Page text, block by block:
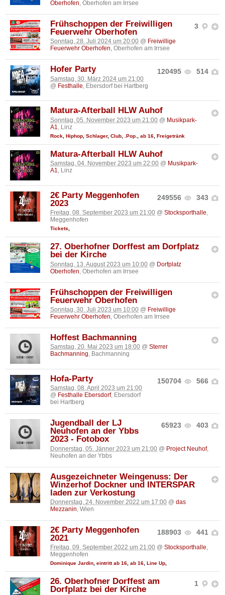
Oberhofen, Oberhofen am Irrsee
3
Frühschoppen der Freiwilligen
Feuerwehr Oberhofen
Sonntag, 28. Juli 2024 um 20:00 @ Freiwillige
Feuerwehr Oberhofen, Oberhofen am Irrsee
120495 514
Hofer Party
Samstag, 30. März 2024 um 21:00
@ Festhalle, Ebersdorf bei Hartberg
Matura-Afterball HLW Auhof
Sonntag, 05. November 2023 um 21:00 @ Musikpark-
A1, Linz
Rock Hiphop Schlager, Club .Pop. ab 16 Freigetränk
Matura-Afterball HLW Auhof
Samstag, 04. November 2023 um 22:00 @ Musikpark-
A1, Linz
249556 343
2€ Party Meggenhofen
2023
Freitag, 08. September 2023 um 21:00 @ Stocksporthalle,
Meggenhofen
Tickets,
27. Oberhofner Dorffest am Dorfplatz
bei der Kirche
Sonntag, 13. August 2023 um 10:00 @ Dorfplatz
Oberhofen , Oberhofen am Irrsee
Frühschoppen der Freiwilligen
Feuerwehr Oberhofen
Sonntag, 30. Juli 2023 um 10:00 @ Freiwillige
Feuerwehr Oberhofen, Oberhofen am Irrsee
Hoffest Bachmanning
Samstag, 20. Mai 2023 um 18:00 @ Sterrer
Bachmanning, Bachmanning
150704 566
Hofa-Party
Samstag, 08. April 2023 um 21:00
@ Festhalle Ebersdorf, Ebersdorf
bei Hartberg
65923 403
Jugendball der LJ
Neuhofen an der Ybbs
2023 - Fotobox
Donnerstag, 05. Jänner 2023 um 21:00 @ Project Neuhof,
Neuhofen an der Ybbs
Ausgezeichneter Weingenuss: Der
Winzerhof Dockner und INTERSPAR
laden zur Verkostung
Donnerstag, 24. November 2022 um 17:00 @ das
Mezzanin, Wien
188903 441
2€ Party Meggenhofen
2021
Freitag, 09. September 2022 um 21:00 @ Stocksporthalle,
Meggenhofen
Dominique Jardin, eintritt ab 16, ab 16, Line Up,
1
26. Oberhofner Dorffest am
Dorfplatz bei der Kirche